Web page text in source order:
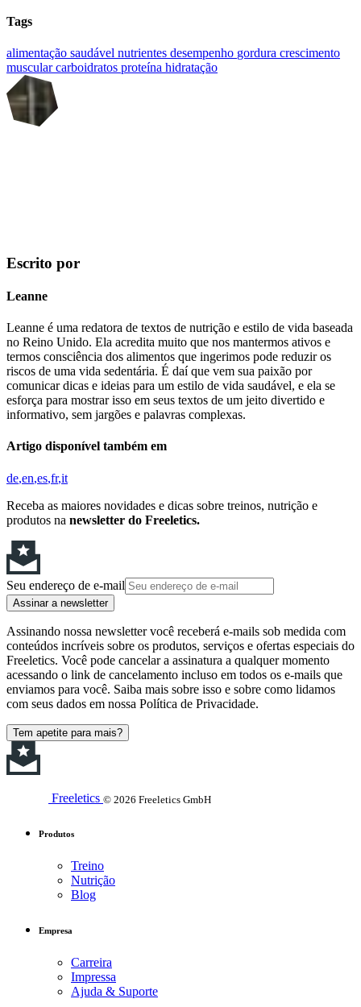
Tags
alimentação saudável nutrientes desempenho gordura crescimento
muscularcarboidratos proteína hidratação
Escrito por
Leanne
Leanne é uma redatora de textos de nutrição e estilo de vida baseada
no Reino Unido. Ela acredita muito que nos mantermos ativos e
termos consciência dos alimentos que ingerimos pode reduzir os
riscos de uma vida sedentária. É daí que vem sua paixão por
comunicar dicas e ideias para um estilo de vida saudável, e ela se
esforça para mostrar isso em seus textos de um jeito divertido e
informativo, sem jargões e palavras complexas.
Artigo disponível também em
de en es fr it
Receba as maiores novidades e dicas sobre treinos, nutrição e
produtos na newsletter do Freeletics.
Seu endereço de e-mail
Assinar a newsletter
Assinando nossa newsletter você receberá e-mails sob medida com
conteúdos incríveis sobre os produtos, serviços e ofertas especiais do
Freeletics. Você pode cancelar a assinatura a qualquer momento
acessando o link de cancelamento incluso em todos os e-mails que
enviamos para você. Saiba mais sobre isso e sobre como lidamos
com seus dados em nossa Política de Privacidade.
Tem apetite para mais?
Freeletics © 2026 Freeletics GmbH
Produtos
Treino
Nutrição
Blog
Empresa
Carreira
Impressa
Ajuda & Suporte